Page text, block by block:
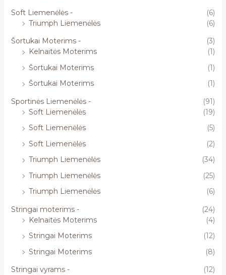
Soft Liemenėlės -
(6)
Triumph Liemenėlės
(6)
Šortukai Moterims -
(3)
Kelnaitės Moterims
(1)
Šortukai Moterims
(1)
Šortukai Moterims
(1)
Sportinės Liemenėlės -
(91)
Soft Liemenėlės
(19)
Soft Liemenėlės
(5)
Soft Liemenėlės
(2)
Triumph Liemenėlės
(34)
Triumph Liemenėlės
(25)
Triumph Liemenėlės
(6)
Stringai moterims -
(24)
Kelnaitės Moterims
(4)
Stringai Moterims
(12)
Stringai Moterims
(8)
Stringai vyrams -
(12)